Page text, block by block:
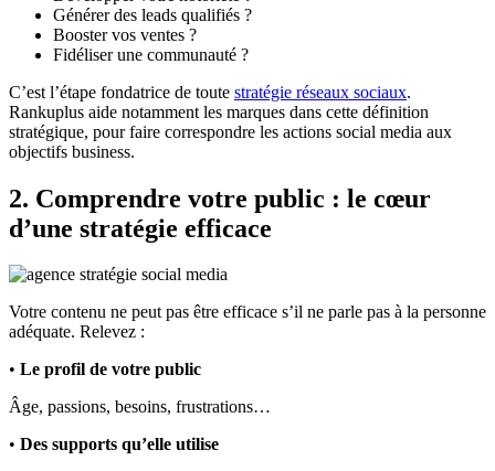
Générer des leads qualifiés ?
Booster vos ventes ?
Fidéliser une communauté ?
C’est l’étape fondatrice de toute stratégie réseaux sociaux.
Rankuplus aide notamment les marques dans cette définition
stratégique, pour faire correspondre les actions social media aux
objectifs business.
2. Comprendre votre public : le cœur
d’une stratégie efficace
Votre contenu ne peut pas être efficace s’il ne parle pas à la personne
adéquate. Relevez :
• Le profil de votre public
Âge, passions, besoins, frustrations…
• Des supports qu’elle utilise